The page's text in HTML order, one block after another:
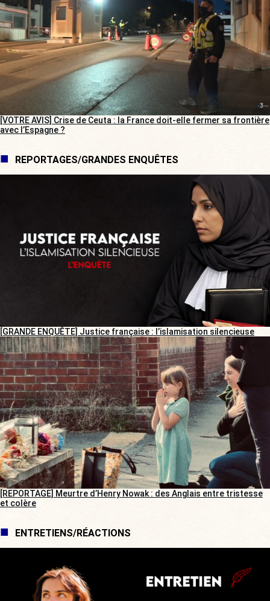
[VOTRE AVIS] Crise de Ceuta : la France doit-elle fermer sa frontière
avec l’Espagne ?
REPORTAGES/GRANDES ENQUÊTES
[GRANDE ENQUÊTE] Justice française : l’islamisation silencieuse
[REPORTAGE] Meurtre d’Henry Nowak : des Anglais entre tristesse
et colère
ENTRETIENS/RÉACTIONS